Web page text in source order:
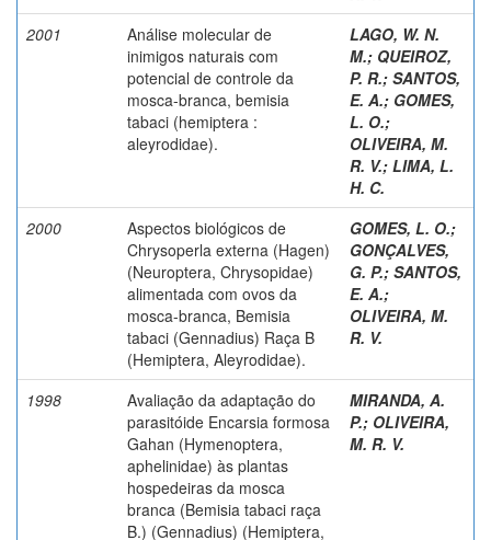
2001
Análise molecular de
inimigos naturais com
potencial de controle da
mosca-branca, bemisia
tabaci (hemiptera :
aleyrodidae).
LAGO, W. N.
M.; QUEIROZ,
P. R.; SANTOS,
E. A.; GOMES,
L. O.;
OLIVEIRA, M.
R. V.; LIMA, L.
H. C.
2000
Aspectos biológicos de
Chrysoperla externa (Hagen)
(Neuroptera, Chrysopidae)
alimentada com ovos da
mosca-branca, Bemisia
tabaci (Gennadius) Raça B
(Hemiptera, Aleyrodidae).
GOMES, L. O.;
GONÇALVES,
G. P.; SANTOS,
E. A.;
OLIVEIRA, M.
R. V.
1998
Avaliação da adaptação do
parasitóide Encarsia formosa
Gahan (Hymenoptera,
aphelinidae) às plantas
hospedeiras da mosca
branca (Bemisia tabaci raça
B.) (Gennadius) (Hemiptera,
MIRANDA, A.
P.; OLIVEIRA,
M. R. V.